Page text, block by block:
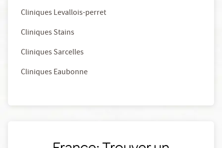
Cliniques Levallois-perret
Cliniques Stains
Cliniques Sarcelles
Cliniques Eaubonne